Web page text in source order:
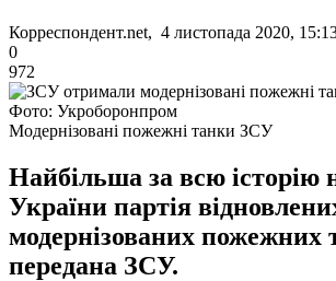
Корреспондент.net, 4 листопада 2020,
0
972
Фото: Укроборонпром
Модернізовані пожежні танки ЗСУ
Найбільша за всю історію
України партія
модернізованих пожежних
передана ЗСУ.